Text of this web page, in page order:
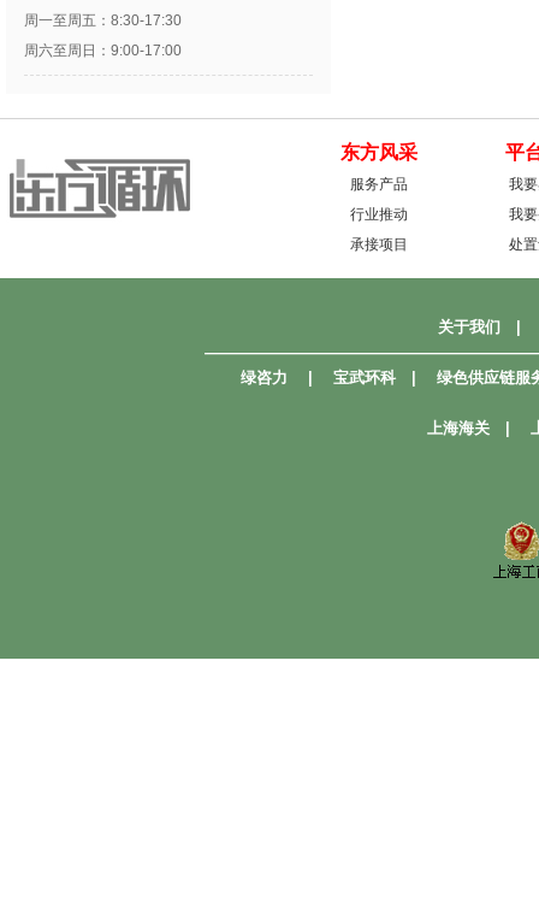
周一至周五：8:30-17:30
周六至周日：9:00-17:00
东方风采
服务产品
行业推动
承接项目
平
我
我
处
关于我们
绿咨力
宝武环科 绿色供应链服
上海海关